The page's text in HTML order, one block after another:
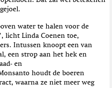
water te halen voor de
licht Linda Coenen toe,
Intussen knoopt een van
een strop aan het hek en
en
houdt de boeren
waarna ze niet meer weg